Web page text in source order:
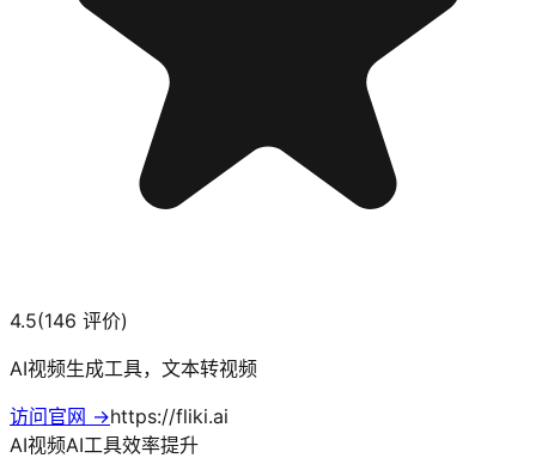
4.5(146 评价)
AI视频生成工具，文本转视频
访问官网 →https://fliki.ai
AI视频AI工具效率提升